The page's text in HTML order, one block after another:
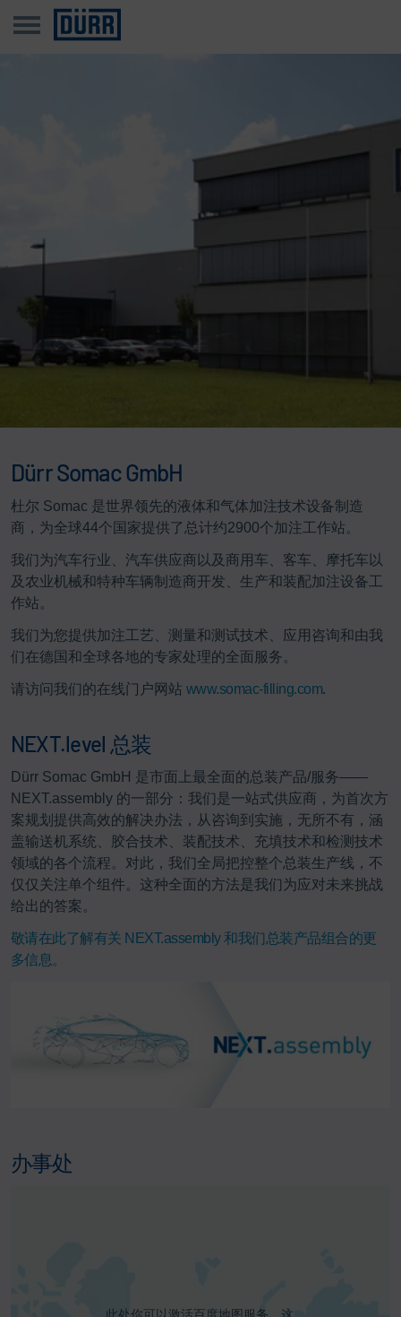
Dürr Somac GmbH
杜尔 Somac 是世界领先的液体和气体加注技术设备制造
商，为全球44个国家提供了总计约2900个加注工作站。
我们为汽车行业、汽车供应商以及商用车、客车、摩托车以
及农业机械和特种车辆制造商开发、生产和装配加注设备工
作站。
我们为您提供加注工艺、测量和测试技术、应用咨询和由我
们在德国和全球各地的专家处理的全面服务。
请访问我们的在线门户网站 www.somac-filling.com.
NEXT.level 总装
Dürr Somac GmbH 是市面上最全面的总装产品/服务——
NEXT.assembly 的一部分：我们是一站式供应商，为首次方
案规划提供高效的解决办法，从咨询到实施，无所不有，涵
盖输送机系统、胶合技术、装配技术、充填技术和检测技术
领域的各个流程。对此，我们全局把控整个总装生产线，不
仅仅关注单个组件。这种全面的方法是我们为应对未来挑战
给出的答案。
敬请在此了解有关 NEXT.assembly 和我们总装产品组合的更
多信息。
办事处
此处你可以激活百度地图服务。这